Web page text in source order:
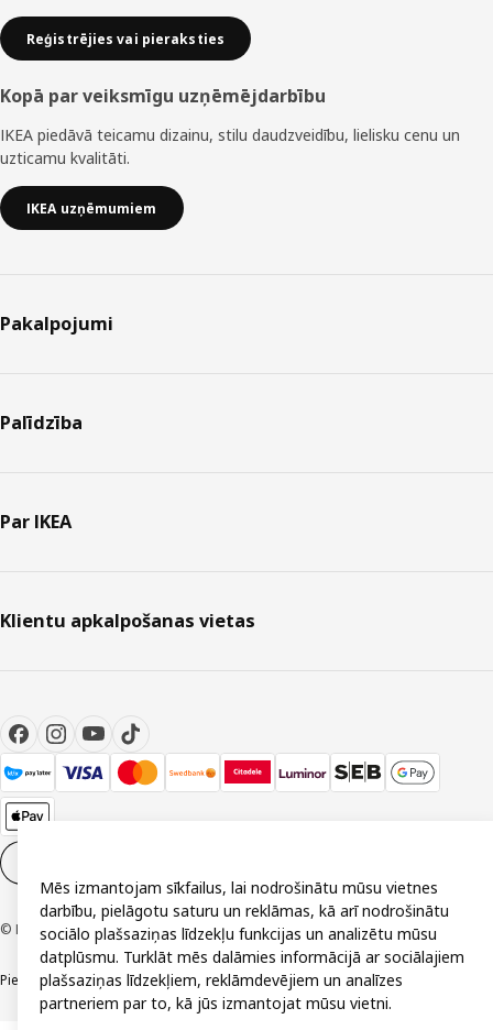
Reģistrējies vai pieraksties
Kopā par veiksmīgu uzņēmējdarbību
IKEA piedāvā teicamu dizainu, stilu daudzveidību, lielisku cenu un
uzticamu kvalitāti.
IKEA uzņēmumiem
Pakalpojumi
Palīdzība
Par IKEA
Klientu apkalpošanas vietas
© Inter IKEA Systems B.V. 1999-2026
PiekļūstamībaVispārīgi noteikumiPrivātuma un sīkdatņu politikaKontakti
Mēs izmantojam sīkfailus, lai nodrošinātu mūsu vietnes
darbību, pielāgotu saturu un reklāmas, kā arī nodrošinātu
sociālo plašsaziņas līdzekļu funkcijas un analizētu mūsu
datplūsmu. Turklāt mēs dalāmies informācijā ar sociālajiem
plašsaziņas līdzekļiem, reklāmdevējiem un analīzes
partneriem par to, kā jūs izmantojat mūsu vietni.